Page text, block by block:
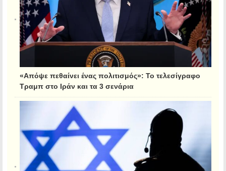
«Απόψε πεθαίνει ένας πολιτισμός»: Το τελεσίγραφο
Τραμπ στο Ιράν και τα 3 σενάρια